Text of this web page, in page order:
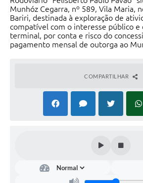
Munhóz Cegarra, nº 589, Vila Maria,
Bariri, destinada à exploração de
compatível com o interesse público e
terminal, por conta e risco do
pagamento mensal de outorga ao
COMPARTILHAR